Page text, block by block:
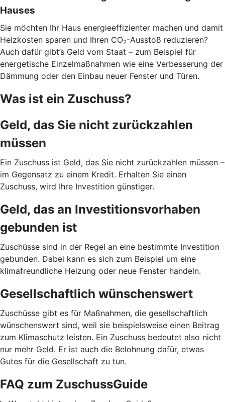
Hauses
Sie möchten Ihr Haus energieeffizienter machen und damit
Heizkosten sparen und Ihren CO2-Ausstoß reduzieren?
Auch dafür gibt’s Geld vom Staat – zum Beispiel für
energetische Einzelmaßnahmen wie eine Verbesserung der
Dämmung oder den Einbau neuer Fenster und Türen.
Was ist ein Zuschuss?
Geld, das Sie nicht zurückzahlen
müssen
Ein Zuschuss ist Geld, das Sie nicht zurückzahlen müssen –
im Gegensatz zu einem Kredit. Erhalten Sie einen
Zuschuss, wird Ihre Investition günstiger.
Geld, das an Investitionsvorhaben
gebunden ist
Zuschüsse sind in der Regel an eine bestimmte Investition
gebunden. Dabei kann es sich zum Beispiel um eine
klimafreundliche Heizung oder neue Fenster handeln.
Gesellschaftlich wünschenswert
Zuschüsse gibt es für Maßnahmen, die gesellschaftlich
wünschenswert sind, weil sie beispielsweise einen Beitrag
zum Klimaschutz leisten. Ein Zuschuss bedeutet also nicht
nur mehr Geld. Er ist auch die Belohnung dafür, etwas
Gutes für die Gesellschaft zu tun.
FAQ zum ZuschussGuide